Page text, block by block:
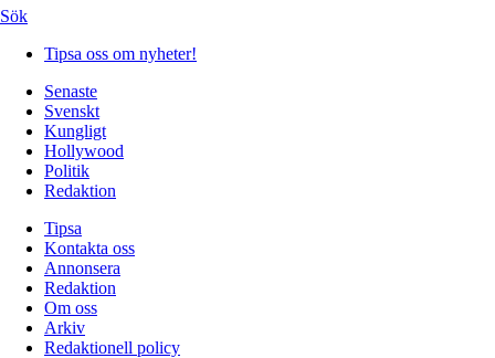
Sök
Tipsa oss om nyheter!
Senaste
Svenskt
Kungligt
Hollywood
Politik
Redaktion
Tipsa
Kontakta oss
Annonsera
Redaktion
Om oss
Arkiv
Redaktionell policy